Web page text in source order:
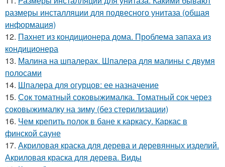
размеры инсталляции для подвесного унитаза (общая
информация)
12. Пахнет из кондиционера дома. Проблема запаха из
кондиционера
13. Малина на шпалерах. Шпалера для малины с двумя
полосами
14. Шпалера для огурцов: ее назначение
15. Сок томатный соковыжималка. Томатный сок через
соковыжималку на зиму (без стерилизации)
16. Чем крепить полок в бане к каркасу. Каркас в
финской сауне
17. Акриловая краска для дерева и деревянных изделий.
Акриловая краска для дерева. Виды